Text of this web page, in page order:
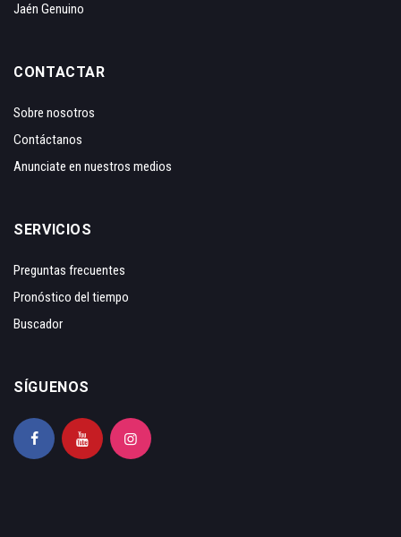
Jaén Genuino
CONTACTAR
Sobre nosotros
Contáctanos
Anunciate en nuestros medios
SERVICIOS
Preguntas frecuentes
Pronóstico del tiempo
Buscador
SÍGUENOS